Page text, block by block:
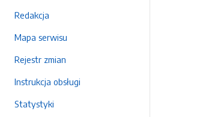
Redakcja
Mapa serwisu
Rejestr zmian
Instrukcja obsługi
Statystyki